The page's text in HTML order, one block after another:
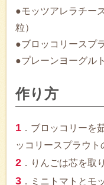
●モッツアレラチー
粒）
●ブロッコリースプ
●プレーンヨーグルト
作り方
1 ．ブロッコリーを
ッコリースプラウト
2 ．りんごは芯を取
3 ．ミニトマトとモ